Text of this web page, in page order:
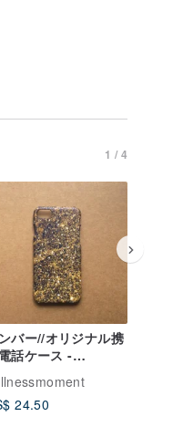
1 / 4
バー//オリジナル携
話ケース -
、Samsung、
24.50